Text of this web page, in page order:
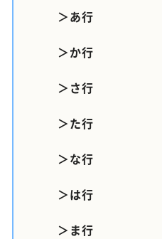
＞あ行
＞か行
＞さ行
＞た行
＞な行
＞は行
＞ま行